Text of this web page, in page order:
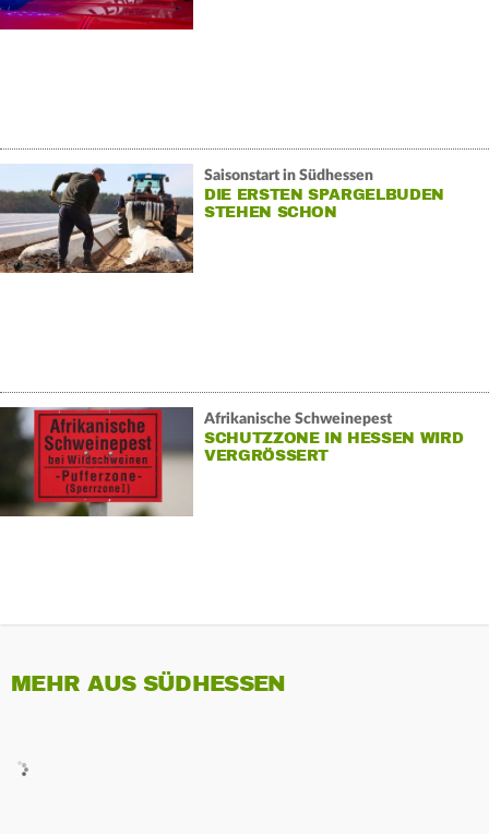
Saisonstart in Südhessen
DIE ERSTEN SPARGELBUDEN
STEHEN SCHON
Afrikanische Schweinepest
SCHUTZZONE IN HESSEN WIRD
VERGRÖSSERT
MEHR AUS SÜDHESSEN